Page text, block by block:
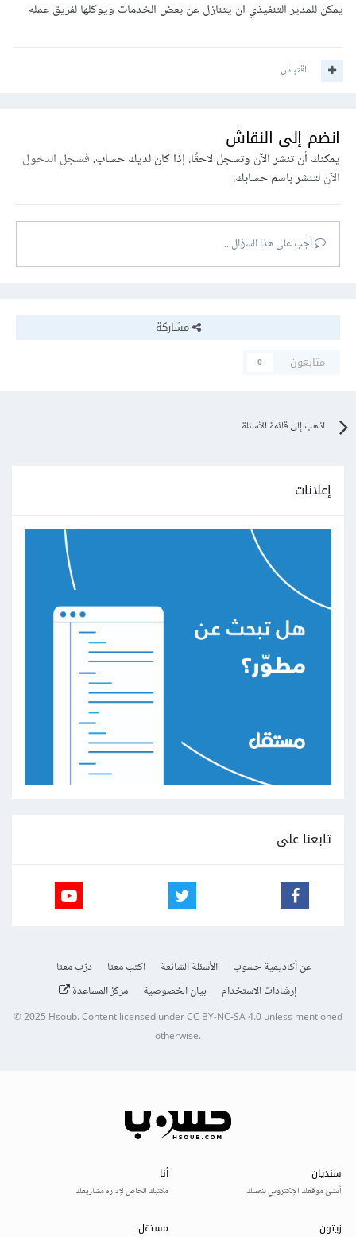
يمكن للمدير التنفيذي ان يتنازل عن بعض الخدمات ويوكلها لفريق عمله
اقتباس
انضم إلى النقاش
يمكنك أن تنشر الآن وتسجل لاحقًا. إذا كان لديك حساب،فسجل الدخول
الآنلتنشر باسم حسابك.
أجب على هذا السؤال...
مشاركة
متابعون
0
اذهب إلى قائمة الأسئلة
إعلانات
تابعنا على
عن أكاديمية حسوب الأسئلة الشائعة اكتب معنا
درّب معنا
إرشادات الاستخدام
بيان الخصوصية مركز المساعدة
© 2025Hsoub.Content licensed underCC BY-NC-SA 4.0unless mentioned
otherwise.